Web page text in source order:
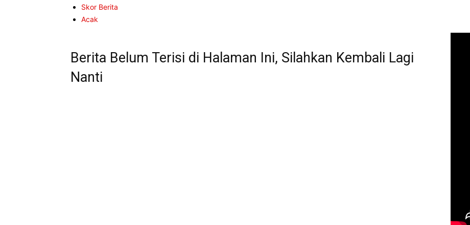
Skor Berita
Acak
Berita Belum Terisi di Halaman Ini, Silahkan Kembali Lagi
Nanti